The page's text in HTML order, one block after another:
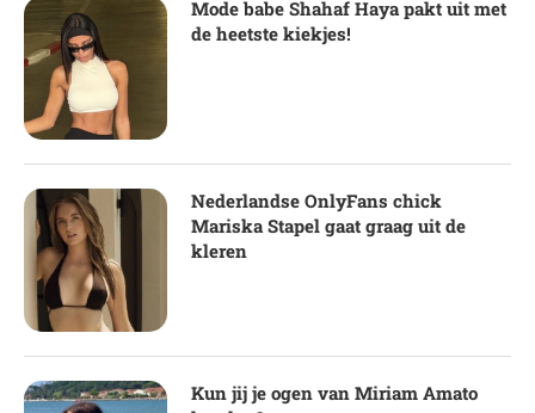
Mode babe Shahaf Haya pakt uit met
de heetste kiekjes!
Nederlandse OnlyFans chick
Mariska Stapel gaat graag uit de
kleren
Kun jij je ogen van Miriam Amato